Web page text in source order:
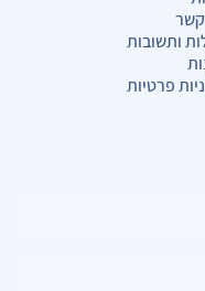
קשר
ותשובות
פרטיות